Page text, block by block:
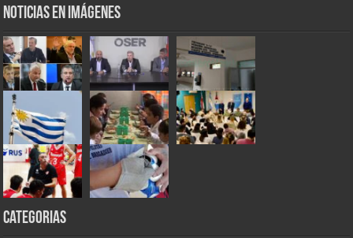
Noticias en Imágenes
Categorias